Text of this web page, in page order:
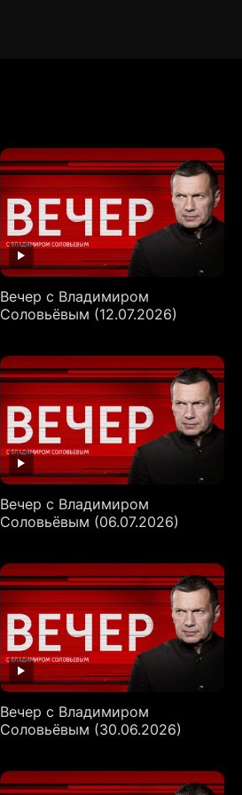
Вечер с Владимиром
Соловьёвым (12.07.2026)
Вечер с Владимиром
Соловьёвым (06.07.2026)
Вечер с Владимиром
Соловьёвым (30.06.2026)